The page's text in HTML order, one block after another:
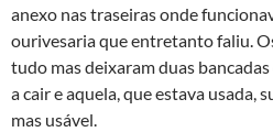
anexo nas traseiras onde
ourivesaria que entretanto faliu.
tudo mas deixaram duas
a cair e aquela, que estava usada,
mas usável.